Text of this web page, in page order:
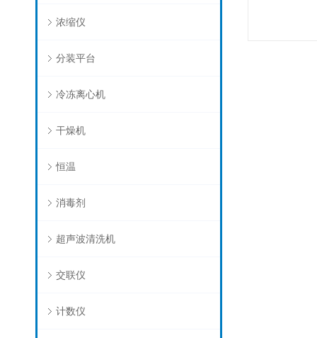
浓缩仪
分装平台
冷冻离心机
干燥机
恒温
消毒剂
超声波清洗机
交联仪
计数仪